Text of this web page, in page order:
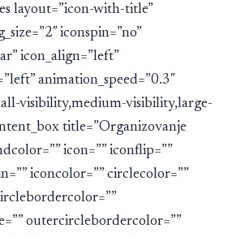
layout=”icon-with-title”
iconspin=”no”
icon_align=”left”
animation_speed=”0.3″
visibility,medium-visibility,large-
title=”Organizovanje
icon=”” iconflip=””
iconcolor=”” circlecolor=””
outercirclebordercolor=””